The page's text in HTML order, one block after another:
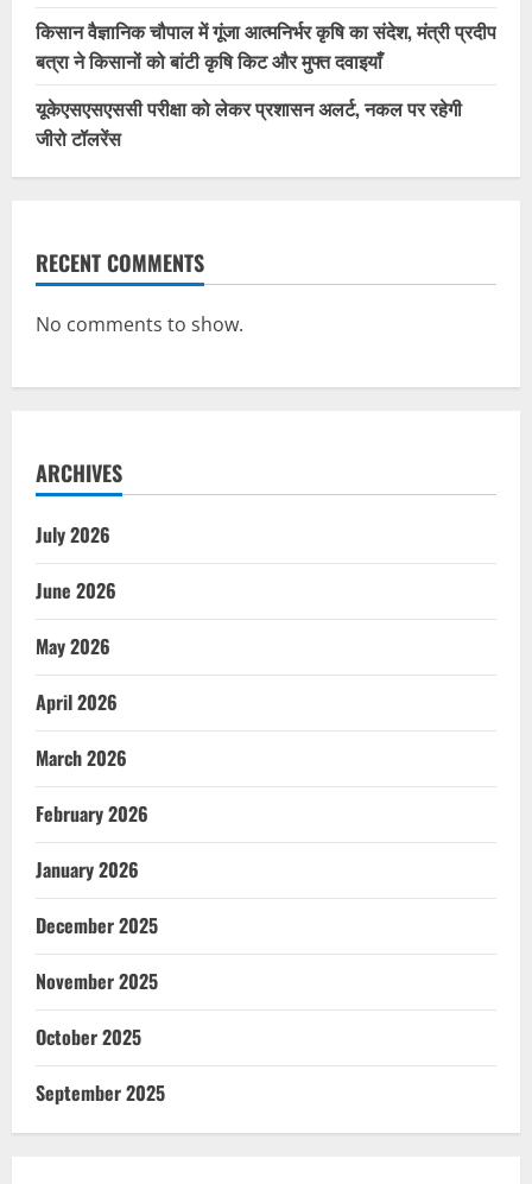
किसान वैज्ञानिक चौपाल में गूंजा आत्मनिर्भर कृषि का संदेश, मंत्री प्रदीप
बत्रा ने किसानों को बांटी कृषि किट और मुफ्त दवाइयाँ
यूकेएसएसएससी परीक्षा को लेकर प्रशासन अलर्ट, नकल पर रहेगी
जीरो टॉलरेंस
RECENT COMMENTS
No comments to show.
ARCHIVES
July 2026
June 2026
May 2026
April 2026
March 2026
February 2026
January 2026
December 2025
November 2025
October 2025
September 2025